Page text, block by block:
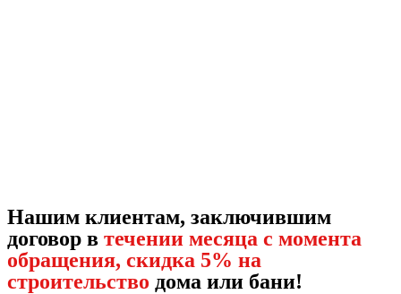
Нашим клиентам, заключившим
договор в течении месяца с момента
обращения, скидка 5% на
строительство дома или бани!